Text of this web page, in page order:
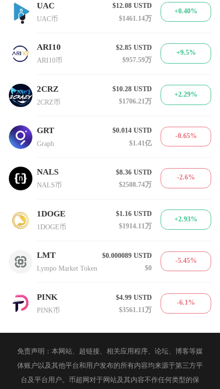
UAC
UAC币
$12.08USTD
$1461.14万
+0.40%
ARI10
ARI10币
$2.85USTD
$957.59万
+9.5%
2CRZ
2CRZ币
$10.28USTD
$1706.21万
+2.29%
GRT
Graph
$0.014USTD
$1.41亿
-0.65%
NALS
NALS币
$8.36USTD
$2508.74万
-2.6%
1DOGE
1DOGE币
$1.16USTD
$1914.11万
+2.93%
LMT
Lympo Market Token
$0.000089USTD
$0
-5.45%
PINK
PINK币
$4.99USTD
$3561.11万
-6.1%
免责声明：本网站、超链接、相关应用程序、论坛、博客等媒
体账户以及其他平台和用户发布的所有内容均来源于第三方平
台及平台用户。币超网对于网站及其内容不作任何类型的保